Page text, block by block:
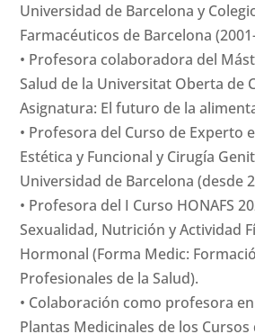
Universidad de Barcelona y
Farmacéuticos de Barcelona
• Profesora colaboradora del
Salud de la Universitat Oberta de
Asignatura: El futuro de la
• Profesora del Curso de Experto
Estética y Funcional y Cirugía
Universidad de Barcelona (desde
• Profesora del I Curso HONAFS
Sexualidad, Nutrición y Actividad
Hormonal (Forma Medic:
Profesionales de la Salud).
• Colaboración como profesora
Plantas Medicinales de los Cursos